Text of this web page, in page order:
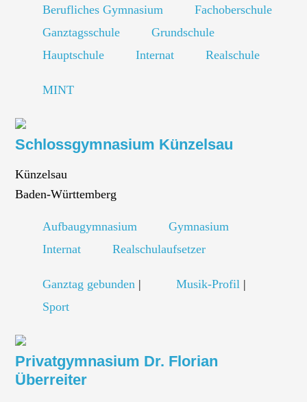
Berufliches Gymnasium
Fachoberschule
Ganztagsschule
Grundschule
Hauptschule
Internat Realschule
MINT
Schlossgymnasium Künzelsau
Künzelsau
Baden-Württemberg
Aufbaugymnasium
Gymnasium
Internat
Realschulaufsetzer
Ganztag gebunden | Musik-Profil |
Sport
Privatgymnasium Dr. Florian
Überreiter